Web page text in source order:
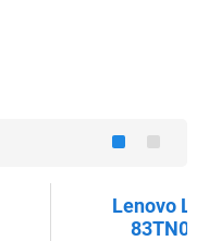
Lenovo